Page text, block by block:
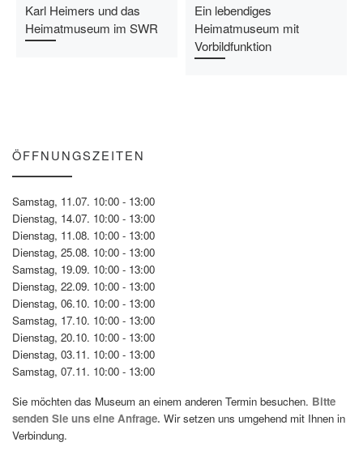
Karl Heimers und das
Heimatmuseum im SWR
Ein lebendiges
Heimatmuseum mit
Vorbildfunktion
ÖFFNUNGSZEITEN
Samstag, 11.07. 10:00 - 13:00
Dienstag, 14.07. 10:00 - 13:00
Dienstag, 11.08. 10:00 - 13:00
Dienstag, 25.08. 10:00 - 13:00
Samstag, 19.09. 10:00 - 13:00
Dienstag, 22.09. 10:00 - 13:00
Dienstag, 06.10. 10:00 - 13:00
Samstag, 17.10. 10:00 - 13:00
Dienstag, 20.10. 10:00 - 13:00
Dienstag, 03.11. 10:00 - 13:00
Samstag, 07.11. 10:00 - 13:00
Sie möchten das Museum an einem anderen Termin besuchen. Bitte
senden Sie uns eine Anfrage. Wir setzen uns umgehend mit Ihnen in
Verbindung.